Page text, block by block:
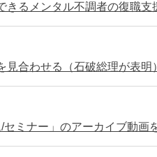
きるメンタル不調者の復職支
合わせる（石破総理が表明）